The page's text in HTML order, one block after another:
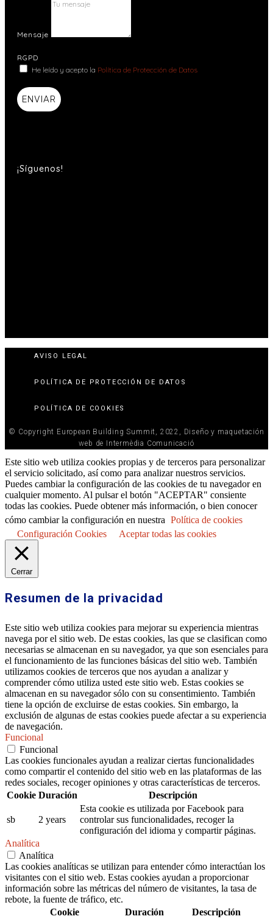
Mensaje
RGPD
He leído y acepto la Política de Protección de Datos
ENVIAR
¡Síguenos!
AVISO LEGAL
POLÍTICA DE PROTECCIÓN DE DATOS
POLÍTICA DE COOKIES
© Copyright European Building Summit, 2022, Diseño y maquetación
web de Intermèdia Comunicació
Este sitio web utiliza cookies propias y de terceros para personalizar
el servicio solicitado, así como para analizar nuestros servicios.
Puedes cambiar la configuración de las cookies de tu navegador en
cualquier momento. Al pulsar el botón "ACEPTAR" consiente
todas las cookies. Puede obtener más información, o bien conocer
cómo cambiar la configuración en nuestra Política de cookies
Configuración Cookies
Aceptar todas las cookies
Cerrar
Resumen de la privacidad
Este sitio web utiliza cookies para mejorar su experiencia mientras
navega por el sitio web. De estas cookies, las que se clasifican como
necesarias se almacenan en su navegador, ya que son esenciales para
el funcionamiento de las funciones básicas del sitio web. También
utilizamos cookies de terceros que nos ayudan a analizar y
comprender cómo utiliza usted este sitio web. Estas cookies se
almacenan en su navegador sólo con su consentimiento. También
tiene la opción de excluirse de estas cookies. Sin embargo, la
exclusión de algunas de estas cookies puede afectar a su experiencia
de navegación.
Funcional
Funcional
Las cookies funcionales ayudan a realizar ciertas funcionalidades
como compartir el contenido del sitio web en las plataformas de las
redes sociales, recoger opiniones y otras características de terceros.
Cookie Duración Descripción
sb 2 years
Esta cookie es utilizada por Facebook para
controlar sus funcionalidades, recoger la
configuración del idioma y compartir páginas.
Analítica
Analítica
Las cookies analíticas se utilizan para entender cómo interactúan los
visitantes con el sitio web. Estas cookies ayudan a proporcionar
información sobre las métricas del número de visitantes, la tasa de
rebote, la fuente de tráfico, etc.
Cookie
Duración Descripción